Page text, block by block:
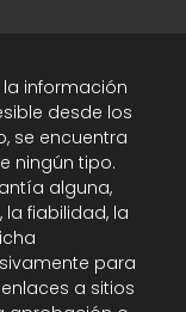
la información
desde los
se encuentra
ningún tipo.
alguna,
la fiabilidad, la
para
a sitios